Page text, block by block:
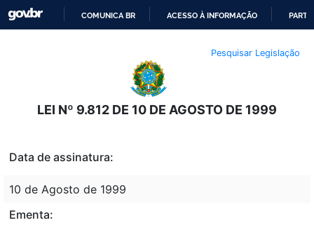
O
CONTEÚDO
COMUNICA BR ACESSO À INFORMAÇÃO
Pesquisar Legislação
LEI Nº 9.812 DE 10 DE AGOSTO DE 1999
Data de assinatura:
10 de Agosto de 1999
Ementa: